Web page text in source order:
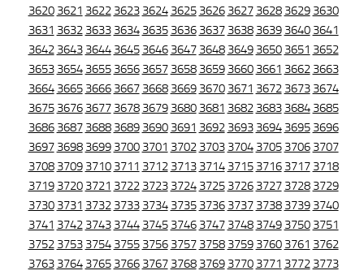
3620 3621 3622 3623 3624 3625 3626 3627 3628 3629 3630
3631 3632 3633 3634 3635 3636 3637 3638 3639 3640 3641
3642 3643 3644 3645 3646 3647 3648 3649 3650 3651 3652
3653 3654 3655 3656 3657 3658 3659 3660 3661 3662 3663
3664 3665 3666 3667 3668 3669 3670 3671 3672 3673 3674
3675 3676 3677 3678 3679 3680 3681 3682 3683 3684 3685
3686 3687 3688 3689 3690 3691 3692 3693 3694 3695 3696
3697 3698 3699 3700 3701 3702 3703 3704 3705 3706 3707
3708 3709 3710 3711 3712 3713 3714 3715 3716 3717 3718
3719 3720 3721 3722 3723 3724 3725 3726 3727 3728 3729
3730 3731 3732 3733 3734 3735 3736 3737 3738 3739 3740
3741 3742 3743 3744 3745 3746 3747 3748 3749 3750 3751
3752 3753 3754 3755 3756 3757 3758 3759 3760 3761 3762
3763 3764 3765 3766 3767 3768 3769 3770 3771 3772 3773